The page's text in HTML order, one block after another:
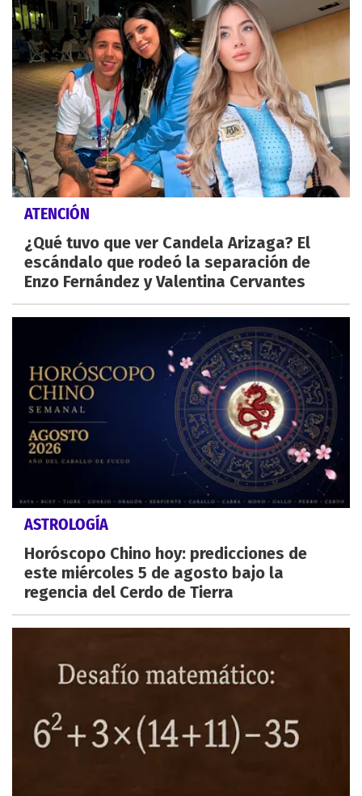
ATENCIÓN
¿Qué tuvo que ver Candela Arizaga? El
escándalo que rodeó la separación de
Enzo Fernández y Valentina Cervantes
ASTROLOGÍA
Horóscopo Chino hoy: predicciones de
este miércoles 5 de agosto bajo la
regencia del Cerdo de Tierra